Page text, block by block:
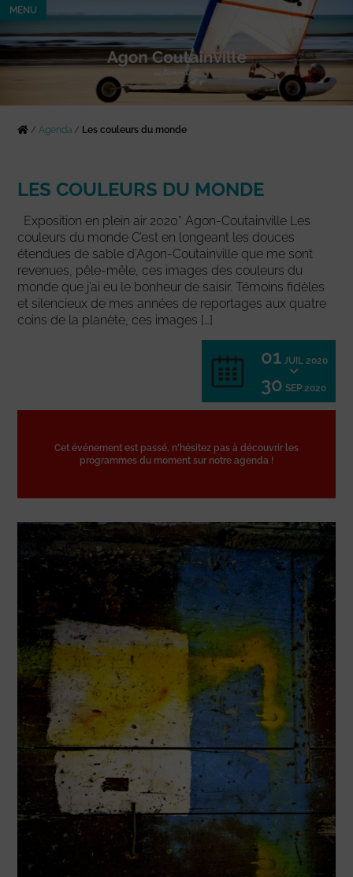
MENU
/Agenda / Les couleurs du monde
LES COULEURS DU MONDE
Exposition en plein air 2020* Agon-Coutainville Les
couleurs du monde C’est en longeant les douces
étendues de sable d’Agon-Coutainville que me sont
revenues, pêle-mêle, ces images des couleurs du
monde que j’ai eu le bonheur de saisir. Témoins fidèles
et silencieux de mes années de reportages aux quatre
coins de la planète, ces images […]
01 JUIL 2020
30 SEP 2020
Cet événement est passé, n'hésitez pas à découvrir les
programmes du moment sur notre agenda !